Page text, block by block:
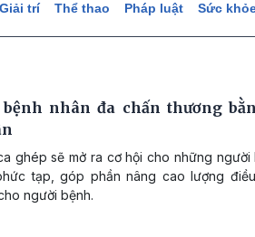
trí Thể thao Pháp luật Sức
nhân đa chấn thương
ghép sẽ mở ra cơ hội cho những người
tạp, góp phần nâng cao lượng
người bệnh.